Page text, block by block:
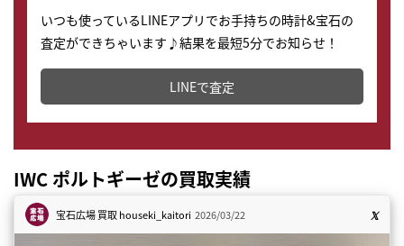
いつも使っているLINEアプリでお手持ちの時計&宝石の
査定ができちゃいます♪結果を最短5分でお知らせ！
どこからでもすぐに査定金額を知ることが出来ます。
LINEで査定
IWC ポルトギーゼの買取実績
宝石広場 買取houseki_kaitori 2026/03/22